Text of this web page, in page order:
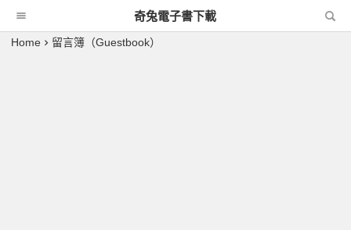
奇兔電子書下載
Home 留言簿（Guestbook）